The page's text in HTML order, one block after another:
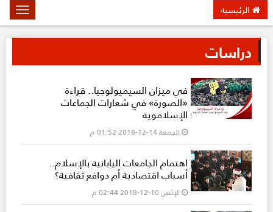
الرئيسية
دراسات
في ميزان السيميولوجيا.. قراءة
«الصورة» في شعارات الجماعات
الإسلاموية
الجمعة 14-12-2018 01:52 م
اهتمام الجامعات اليابانية بالإسلام..
أسباب اقتصادية أم دوافع ثقافية؟
الإثنين 10-12-2018 02:44 م